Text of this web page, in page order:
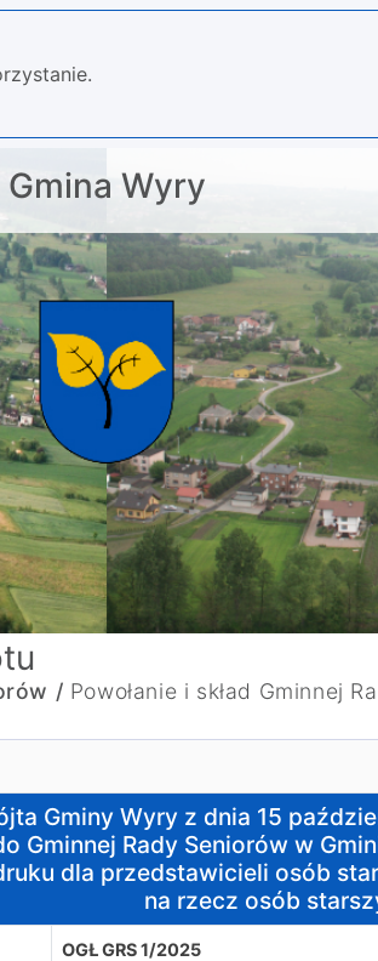
Gmina Wyry
/ Powołanie i skład Gminnej
Wyry z dnia 15 października
Gminy Wyry z dnia 15
Gminnej Rady Seniorów w
dla przedstawicieli osób
na rzecz osób
OGŁ GRS 1/2025